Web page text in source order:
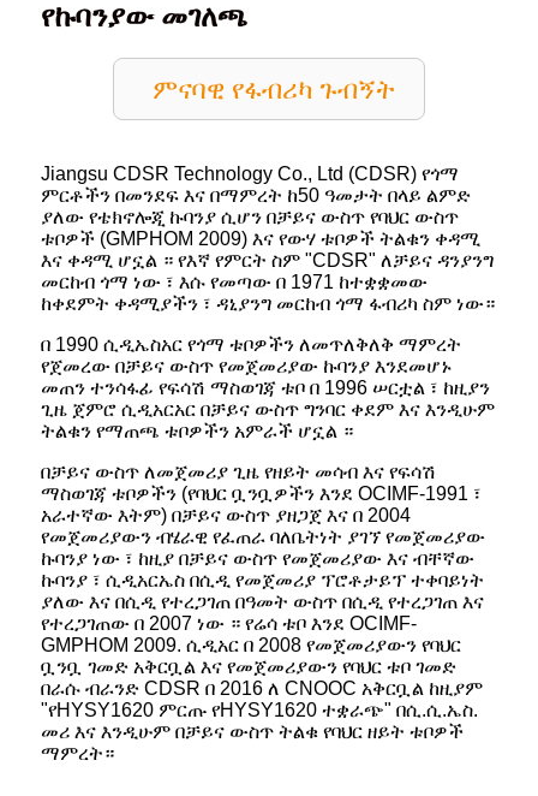
የኩባንያው መገለጫ
ምናባዊ የፋብሪካ ጉብኝት
Jiangsu CDSR Technology Co., Ltd (CDSR) የጎማ
ምርቶችን በመንደፍ እና በማምረት ከ50 ዓመታት በላይ ልምድ
ያለው የቴክኖሎጂ ኩባንያ ሲሆን በቻይና ውስጥ የባህር ውስጥ
ቱቦዎች (GMPHOM 2009) እና የውሃ ቱቦዎች ትልቁን ቀዳሚ
እና ቀዳሚ ሆኗል ። የእኛ የምርት ስም "CDSR" ለቻይና ዳንያንግ
መርከብ ጎማ ነው ፣ እሱ የመጣው በ 1971 ከተቋቋመው
ከቀደምት ቀዳሚያችን ፣ ዳኒያንግ መርከብ ጎማ ፋብሪካ ስም ነው።
በ 1990 ሲዲኤስአር የጎማ ቱቦዎችን ለመጥለቅለቅ ማምረት
የጀመረው በቻይና ውስጥ የመጀመሪያው ኩባንያ እንደመሆኑ
መጠን ተንሳፋፊ የፍሳሽ ማስወገጃ ቱቦ በ 1996 ሠርቷል ፣ ከዚያን
ጊዜ ጀምሮ ሲዲአርአር በቻይና ውስጥ ግንባር ቀደም እና እንዲሁም
ትልቁን የማጠጫ ቱቦዎችን አምራች ሆኗል ።
በቻይና ውስጥ ለመጀመሪያ ጊዜ የዘይት መሳብ እና የፍሳሽ
ማስወገጃ ቱቦዎችን (የባህር ቧንቧዎችን እንደ OCIMF-1991 ፣
አራተኛው እትም) በቻይና ውስጥ ያዘጋጀ እና በ 2004
የመጀመሪያውን ብሄራዊ የፈጠራ ባለቤትነት ያገኘ የመጀመሪያው
ኩባንያ ነው ፣ ከዚያ በቻይና ውስጥ የመጀመሪያው እና ብቸኛው
ኩባንያ ፣ ሲዲአርኤስ በሲዲ የመጀመሪያ ፕሮቶታይፕ ተቀባይነት
ያለው እና በሲዲ የተረጋገጠ በዓመት ውስጥ በሲዲ የተረጋገጠ እና
የተረጋገጠው በ 2007 ነው ። የሬሳ ቱቦ እንደ OCIMF-
GMPHOM 2009. ሲዲአር በ 2008 የመጀመሪያውን የባህር
ቧንቧ ገመድ አቅርቧል እና የመጀመሪያውን የባህር ቱቦ ገመድ
በራሱ ብራንድ CDSR በ 2016 ለ CNOOC አቅርቧል ከዚያም
"የHYSY1620 ምርጡ የHYSY1620 ተቋራጭ" በሲ.ሲ.ኤስ.
መሪ እና እንዲሁም በቻይና ውስጥ ትልቁ የባህር ዘይት ቱቦዎች
ማምረት።